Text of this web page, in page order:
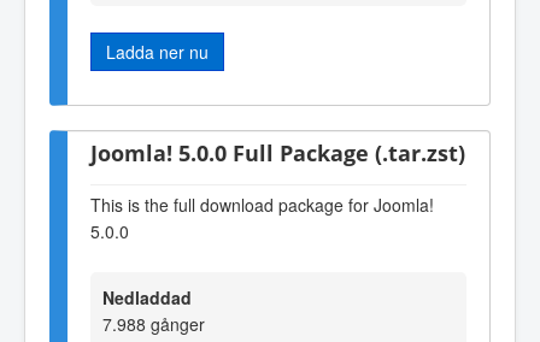
Ladda ner nu
Joomla! 5.0.0 Full Package (.tar.zst)
This is the full download package for Joomla!
5.0.0
Nedladdad
7.988 gånger